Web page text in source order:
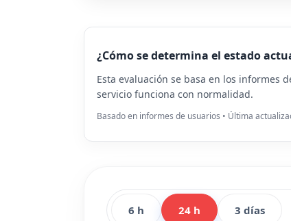
¿Cómo se determina el estado
Esta evaluación se basa en los informes
servicio funciona con normalidad.
Basado en informes de usuarios • Última
6 h 24 h 3 días